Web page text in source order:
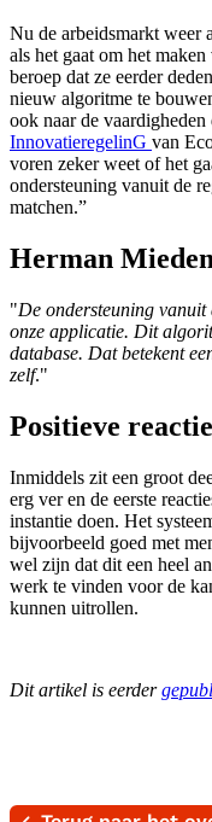
Nu de arbeidsmarkt weer
als het gaat om het
beroep dat ze eerder
nieuw algoritme te
ook naar de
InnovatieregelinG van
voren zeker weet of het
ondersteuning vanuit de
matchen.”
Herman
"De ondersteuning vanuit
onze applicatie. Dit
database. Dat betekent
zelf."
Positieve
Inmiddels zit een groot
erg ver en de eerste
instantie doen. Het
bijvoorbeeld goed met
wel zijn dat dit een heel
werk te vinden voor de
kunnen uitrollen.
Dit artikel is eerder